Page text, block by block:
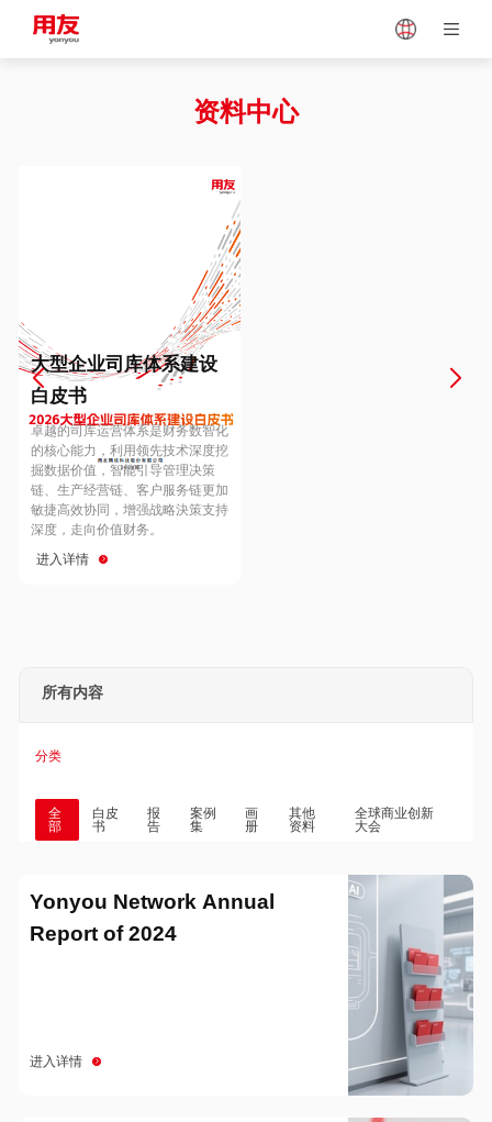
Vietnam
Europe
Hungary
Hong Kong
资料中心
大型企业司库体系建设
白皮书
卓越的司库运营体系是财务数智化
的核心能力，利用领先技术深度挖
掘数据价值，智能引导管理决策
链、生产经营链、客户服务链更加
敏捷高效协同，增强战略決策支持
深度，走向价值财务。
进入详情
所有内容
分类
全
部
白皮
书
报
告
案例
集
画
册
其他
资料
全球商业创新
大会
Yonyou Network Annual
Report of 2024
进入详情